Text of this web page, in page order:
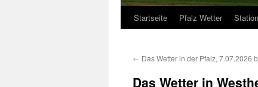
Startseite Pfalz Wetter
← Das Wetter in der Pfalz, 7.07.2026
Das Wetter in